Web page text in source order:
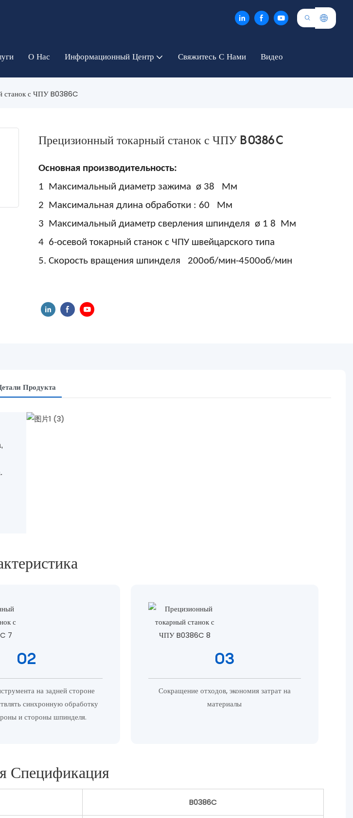
О Нас Информационный Центр Свяжитесь С Нами Видео
станок с ЧПУ B0386C
Прецизионный токарный станок с ЧПУ B0386C
Основная производительность:
1
Максимальный диаметр зажима ø 38
Мм
2
Максимальная длина обработки : 60
Мм
3
Максимальный диаметр сверления шпинделя ø 1 8
Мм
4 6-осевой токарный станок с ЧПУ швейцарского типа
5. Скорость вращения шпинделя 200об/мин-4500об/мин
Продукта
02
на задней стороне
синхронную обработку
и стороны шпинделя.
03
Сокращение отходов, экономия затрат на
материалы
Спецификация
B0386C